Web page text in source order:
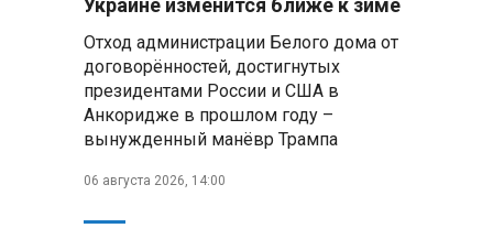
Владимир Путин
поблагодарил Жапарова за
личную поддержку
российско‑киргизского
Украине изменится ближе к зиме
Отход администрации Белого дома от
договорённостей, достигнутых
президентами России и США в
Анкоридже в прошлом году –
вынужденный манёвр Трампа
06 августа 2026, 14:00